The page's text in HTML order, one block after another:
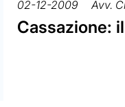
02-12-2009 Avv.
Cassazione: